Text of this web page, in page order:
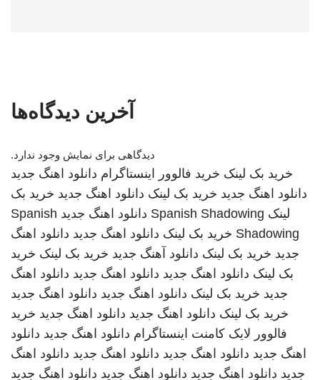
آخرین دیدگاه‌ها
دیدگاهی برای نمایش وجود ندارد.
خرید بک لینک خرید فالوور اینستاگرام دانلود اهنگ جدید
دانلود اهنگ جدید خرید بک لینک دانلود اهنگ جدید خرید بک
لینک Spanish Shadowing دانلود اهنگ جدید Spanish
Shadowing خرید بک لینک دانلود اهنگ جدید دانلود اهنگ
جدید خرید بک لینک دانلود آهنگ جدید خرید بک لینک خرید
بک لینک دانلود اهنگ جدید دانلود اهنگ جدید دانلود اهنگ
جدید خرید بک لینک دانلود اهنگ جدید دانلود اهنگ جدید
خرید بک لینک دانلود اهنگ جدید دانلود اهنگ جدید خرید
فالوور لایک کامنت اینستاگرام دانلود اهنگ جدید دانلود
اهنگ جدید دانلود اهنگ جدید دانلود اهنگ جدید دانلود اهنگ
جدید دانلود اهنگ جدید دانلود اهنگ جدید دانلود اهنگ جدید